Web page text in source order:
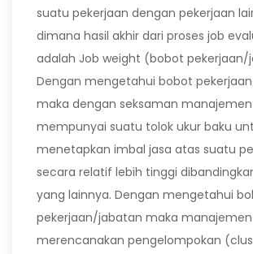
suatu pekerjaan dengan pekerjaan
dimana hasil akhir dari proses job
adalah Job weight (bobot pekerjaan/
Dengan mengetahui bobot
maka dengan seksaman
mempunyai suatu tolok ukur baku
menetapkan imbal jasa atas suatu
secara relatif lebih tinggi
yang lainnya. Dengan mengetahui
pekerjaan/jabatan maka
merencanakan pengelompokan